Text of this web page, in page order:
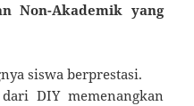
Non-Akademik yang
siswa berprestasi.
DIY memenangkan